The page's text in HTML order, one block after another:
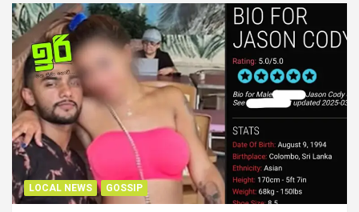
LOCAL NEWS GOSSIP